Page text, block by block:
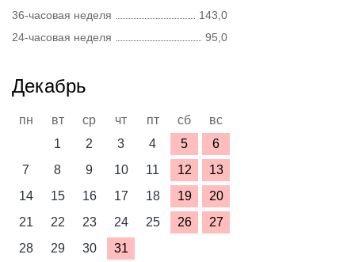
36-часовая неделя
143,0
24-часовая неделя
95,0
Декабрь
пн вт ср чт пт сб
вс
1
2 3 4 5
6
7
8 9 10 11 12
13
14
15 16 17 18 19
20
21
22 23 24 25 26
27
28
29 30 31